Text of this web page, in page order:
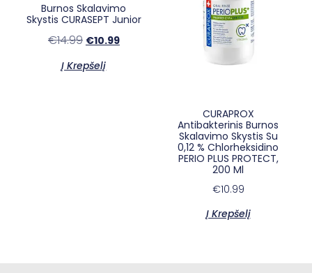
Burnos Skalavimo
Skystis CURASEPT Junior
€14.99 €10.99
Į Krepšelį
CURAPROX
Antibakterinis Burnos
Skalavimo Skystis Su
0,12 % Chlorheksidino
PERIO PLUS PROTECT,
200 Ml
€10.99
Į Krepšelį
E-sypsena DI odontologas